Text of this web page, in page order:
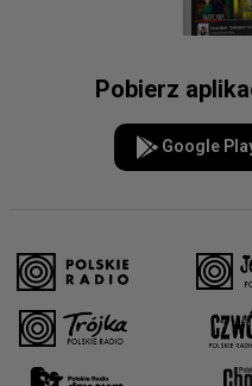
Pobierz
Google